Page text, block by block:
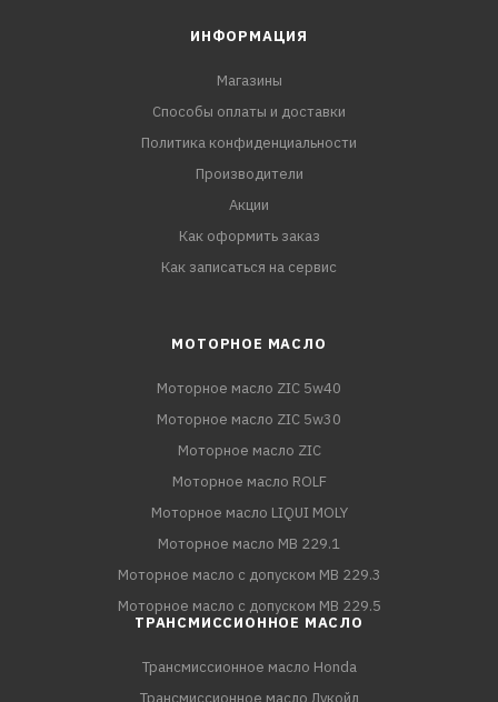
ИНФОРМАЦИЯ
Магазины
Способы оплаты и доставки
Политика конфиденциальности
Производители
Акции
Как оформить заказ
Как записаться на сервис
МОТОРНОЕ МАСЛО
Моторное масло ZIC 5w40
Моторное масло ZIC 5w30
Моторное масло ZIC
Моторное масло ROLF
Моторное масло LIQUI MOLY
Моторное масло MB 229.1
Моторное масло с допуском MB 229.3
Моторное масло с допуском MB 229.5
ТРАНСМИССИОННОЕ МАСЛО
Трансмиссионное масло Honda
Трансмиссионное масло Лукойл